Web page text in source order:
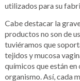
utilizados para su
Cabe destacar la
productos no son de
tuviéramos que
tejidos y mucosa
químicos que están
organismo. Así, cada